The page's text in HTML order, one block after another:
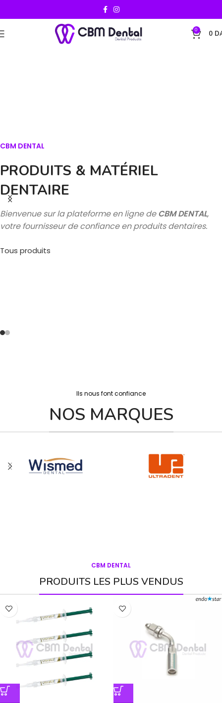
0 0
CBM DENTAL
PRODUITS & MATÉRIEL
DENTAIRE
Bienvenue sur la plateforme en ligne deCBM DENTAL,
votre fournisseur de confiance en produits dentaires.
Tous produits
Ils nous font confiance
NOS MARQUES
CBM DENTAL
PRODUITS LES PLUS VENDUS